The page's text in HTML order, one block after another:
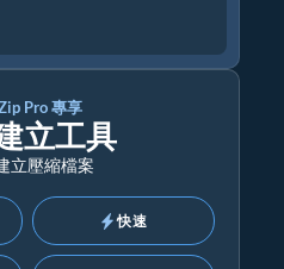
Pro 專享
立工具
立壓縮檔案
快速